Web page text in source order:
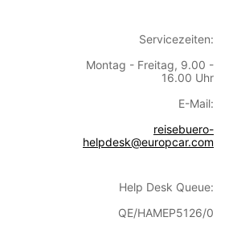
Servicezeiten:
Montag - Freitag, 9.00 -
16.00 Uhr
E-Mail:
reisebuero-
helpdesk@europcar.com
Help Desk Queue:
QE/HAMEP5126/0